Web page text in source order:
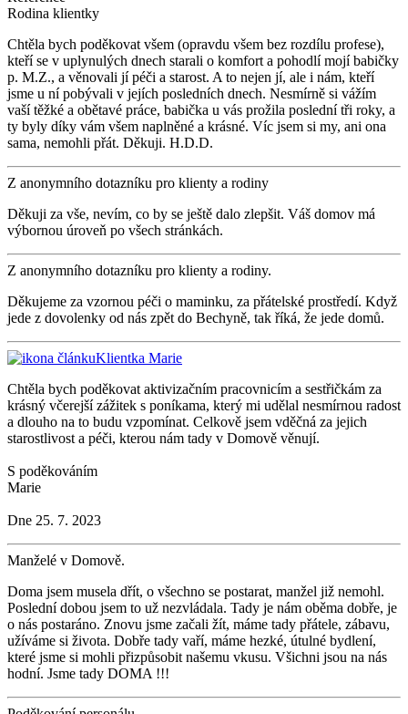
Rodina klientky
Chtěla bych poděkovat všem (opravdu všem bez rozdílu profese),
kteří se v uplynulých dnech starali o komfort a pohodlí mojí babičky
p. M.Z., a věnovali jí péči a starost. A to nejen jí, ale i nám, kteří
jsme u ní pobývali v jejích posledních dnech. Nesmírně si vážím
vaší těžké a obětavé práce, babička u vás prožila poslední tři roky, a
ty byly díky vám všem naplněné a krásné. Víc jsem si my, ani ona
sama, nemohli přát. Děkuji. H.D.D.
Z anonymního dotazníku pro klienty a rodiny
Děkuji za vše, nevím, co by se ještě dalo zlepšit. Váš domov má
výbornou úroveň po všech stránkách.
Z anonymního dotazníku pro klienty a rodiny.
Děkujeme za vzornou péči o maminku, za přátelské prostředí. Když
jede z dovolenky od nás zpět do Bechyně, tak říká, že jede domů.
Klientka Marie
Chtěla bych poděkovat aktivizačním pracovnicím a sestřičkám za
krásný včerejší zážitek s poníkama, který mi udělal nesmírnou radost
a dlouho na to budu vzpomínat. Celkově jsem vděčná za jejich
starostlivost a péči, kterou nám tady v Domově věnují.
S poděkováním
Marie
Dne 25. 7. 2023
Manželé v Domově.
Doma jsem musela dřít, o všechno se postarat, manžel již nemohl.
Poslední dobou jsem to už nezvládala. Tady je nám oběma dobře, je
o nás postaráno. Znovu jsme začali žít, máme tady přátele, zábavu,
užíváme si života. Dobře tady vaří, máme hezké, útulné bydlení,
které jsme si mohli přizpůsobit našemu vkusu. Všichni jsou na nás
hodní. Jsme tady DOMA !!!